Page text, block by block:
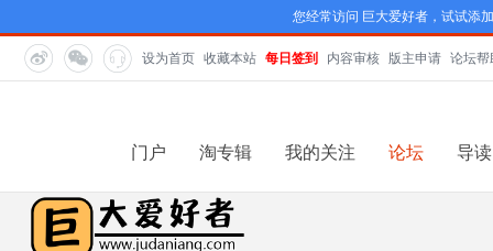
您经常访问 巨大爱好者，试试添
设为首页 收藏本站 每日签到 内容审核 版主申请 论坛帮
门户 淘专辑 我的关注 论坛 导读